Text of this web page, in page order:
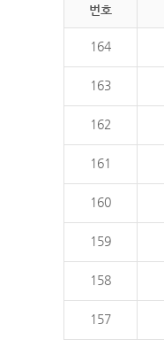
번호
164
163
162
161
160
159
158
157